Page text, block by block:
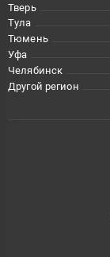
Тверь
Тула
Тюмень
Уфа
Челябинск
Другой регион